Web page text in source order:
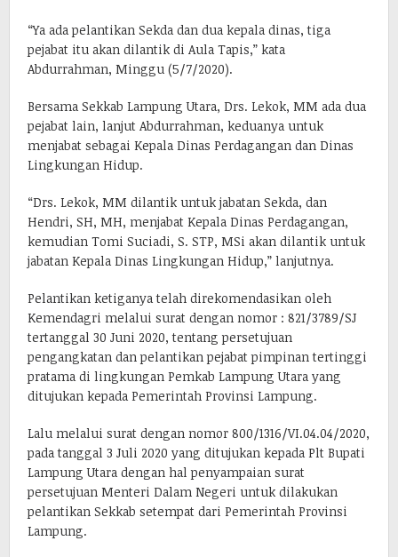
“Ya ada pelantikan Sekda dan dua kepala dinas, tiga
pejabat itu akan dilantik di Aula Tapis,” kata
Abdurrahman, Minggu (5/7/2020).
Bersama Sekkab Lampung Utara, Drs. Lekok, MM ada dua
pejabat lain, lanjut Abdurrahman, keduanya untuk
menjabat sebagai Kepala Dinas Perdagangan dan Dinas
Lingkungan Hidup.
“Drs. Lekok, MM dilantik untuk jabatan Sekda, dan
Hendri, SH, MH, menjabat Kepala Dinas Perdagangan,
kemudian Tomi Suciadi, S. STP, MSi akan dilantik untuk
jabatan Kepala Dinas Lingkungan Hidup,” lanjutnya.
Pelantikan ketiganya telah direkomendasikan oleh
Kemendagri melalui surat dengan nomor : 821/3789/SJ
tertanggal 30 Juni 2020, tentang persetujuan
pengangkatan dan pelantikan pejabat pimpinan tertinggi
pratama di lingkungan Pemkab Lampung Utara yang
ditujukan kepada Pemerintah Provinsi Lampung.
Lalu melalui surat dengan nomor 800/1316/VI.04.04/2020,
pada tanggal 3 Juli 2020 yang ditujukan kepada Plt Bupati
Lampung Utara dengan hal penyampaian surat
persetujuan Menteri Dalam Negeri untuk dilakukan
pelantikan Sekkab setempat dari Pemerintah Provinsi
Lampung.